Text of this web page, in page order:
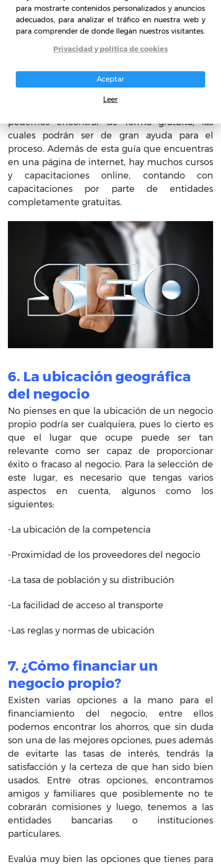
rentabilidad de tu negocio.
5. Ayuda adicional, cursos y
Aunque bien se trate de un proceso propio y
que, generalmente se hace en solitario, es
podemos encontrar de forma gratuita, las
cuales podrán ser de gran ayuda para el
proceso. Además de esta guía que encuentras
en una página de internet, hay muchos cursos
y capacitaciones online, contando con
capacitaciones por parte de entidades
completamente gratuitas.
6. La ubicación geográfica
del negocio
No pienses en que la ubicación de un negocio
propio podría ser cualquiera, pues lo cierto es
que el lugar que ocupe puede ser tan
relevante como ser capaz de proporcionar
éxito o fracaso al negocio. Para la selección de
este lugar, es necesario que tengas varios
aspectos en cuenta, algunos como los
siguientes:
-La ubicación de la competencia
-Proximidad de los proveedores del negocio
-La tasa de población y su distribución
-La facilidad de acceso al transporte
-Las reglas y normas de ubicación
7. ¿Cómo financiar un
negocio propio?
Existen varias opciones a la mano para el
financiamiento del negocio, entre ellos
podemos encontrar los ahorros, que sin duda
son una de las mejores opciones, pues además
de evitarte las tasas de interés, tendrás la
satisfacción y la certeza de que han sido bien
usados. Entre otras opciones, encontramos
amigos y familiares que posiblemente no te
cobrarán comisiones y luego, tenemos a las
entidades bancarias o instituciones
particulares.
Evalúa muy bien las opciones que tienes para
para mostrarte contenidos personalizados y anuncios
adecuados, para analizar el tráfico en nuestra web y
para comprender de donde llegan nuestros visitantes.
Privacidad y política de cookies
Aceptar
Leer